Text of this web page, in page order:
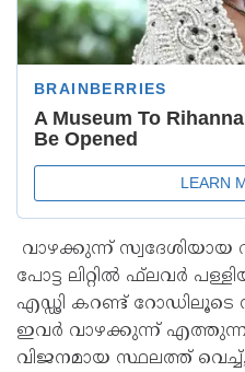
വാഴക്കുന്ന് സ്വദേശിയായ
പോട്ട ലിറ്റില്‍ ഫ്‌ലവര്‍
എഡ്ഢി കറണ്ട്
ഇവര്‍ വാഴക്കുന്ന്
വിജനമായ സ്ഥലത്ത്